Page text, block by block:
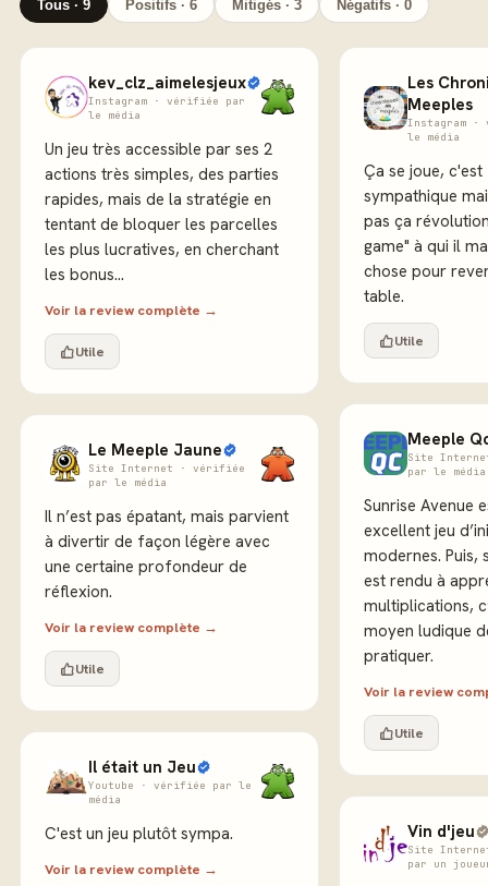
Tous · 9 Positifs · 6 Mitigés · 3 Négatifs · 0
kev_clz_aimelesjeux
Instagram · vérifiée par
le média
Un jeu très accessible par ses 2
actions très simples, des parties
rapides, mais de la stratégie en
tentant de bloquer les parcelles
les plus lucratives, en cherchant
les bonus...
Voir la review complète →
Utile
Le Meeple Jaune
Site Internet · vérifiée
par le média
Il n’est pas épatant, mais parvient
à divertir de façon légère avec
une certaine profondeur de
réflexion.
Voir la review complète →
Utile
Il était un Jeu
Youtube · vérifiée par le
média
C'est un jeu plutôt sympa.
Voir la review complète →
Les
Meeples
Instagram
le média
Ça se joue,
sympathique
pas ça
game" à qui il
chose pour
table.
Utile
Meeple
Site
par le média
Sunrise Avenue
excellent jeu
modernes. Puis,
est rendu à
multiplications,
moyen ludique
pratiquer.
Voir la review
Utile
Vin d'jeu
Site
par un